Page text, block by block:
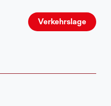
Verkehrslage